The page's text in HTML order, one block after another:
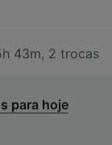
43m, 2 trocas
para hoje